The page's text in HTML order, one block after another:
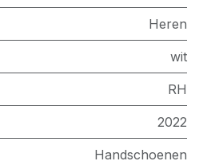
Heren
wit
RH
2022
Handschoenen